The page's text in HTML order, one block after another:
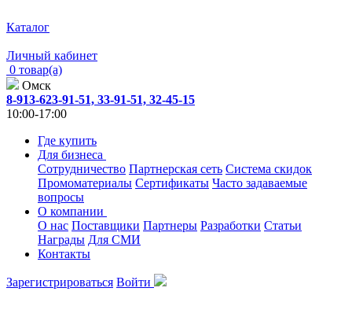
Каталог
Личный кабинет
0 товар(а)
Омск
8-913-623-91-51, 33-91-51, 32-45-15
10:00-17:00
Где купить
Для бизнеса
Сотрудничество Партнерская сеть Система скидок
Промоматериалы Сертификаты Часто задаваемые
вопросы
О компании
О нас Поставщики Партнеры Разработки Статьи
Награды Для СМИ
Контакты
Зарегистрироваться Войти